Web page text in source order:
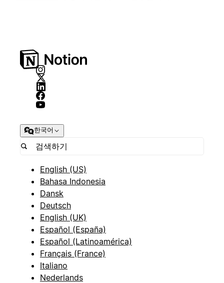
한국어
English (US)
Bahasa Indonesia
Dansk
Deutsch
English (UK)
Español (España)
Español (Latinoamérica)
Français (France)
Italiano
Nederlands